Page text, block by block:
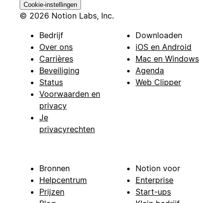
Cookie-instellingen
© 2026 Notion Labs, Inc.
Bedrijf
Over ons
Carrières
Beveiliging
Status
Voorwaarden en
privacy
Je
privacyrechten
Downloaden
iOS en Android
Mac en Windows
Agenda
Web Clipper
Bronnen
Helpcentrum
Prijzen
Notion voor
Enterprise
Start-ups